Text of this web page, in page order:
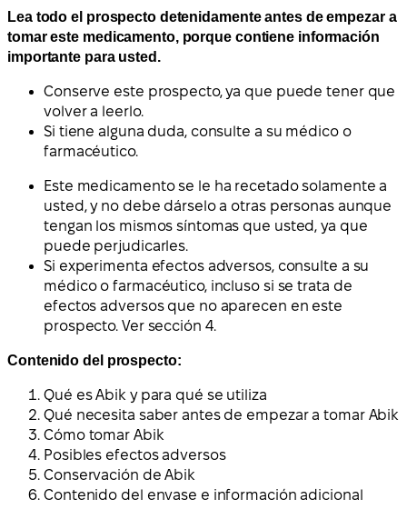
Lea todo el prospecto detenidamente antes de empezar a
tomar este medicamento, porque contiene información
importante para usted.
Conserve este prospecto, ya que puede tener que
volver a leerlo.
Si tiene alguna duda, consulte a su médico o
farmacéutico.
Este medicamento se le ha recetado solamente a
usted, y no debe dárselo a otras personas aunque
tengan los mismos síntomas que usted, ya que
puede perjudicarles.
Si experimenta efectos adversos, consulte a su
médico o farmacéutico, incluso si se trata de
efectos adversos que no aparecen en este
prospecto. Ver sección 4.
Contenido del prospecto:
Qué es Abik y para qué se utiliza
Qué necesita saber antes de empezar a tomar Abik
Cómo tomar Abik
Posibles efectos adversos
Conservación de Abik
Contenido del envase e información adicional